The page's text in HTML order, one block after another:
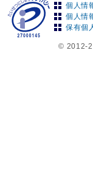
個人情
個人情
保有個
© 2012-